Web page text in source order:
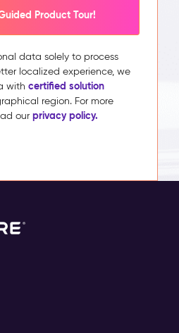
Product Tour!
data solely to process
localized experience, we
with certified solution
region. For more
our privacy policy.